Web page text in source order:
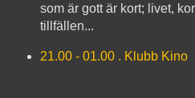
som är gott är kort; livet,
tillfällen...
21.00 - 01.00 . Klubb Kino